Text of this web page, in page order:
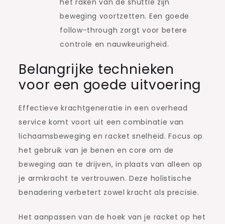
beweging voortzetten. Een goede
follow-through zorgt voor betere
controle en nauwkeurigheid.
Belangrijke technieken
voor een goede uitvoering
Effectieve krachtgeneratie in een overhead
service komt voort uit een combinatie van
lichaamsbeweging en racket snelheid. Focus op
het gebruik van je benen en core om de
beweging aan te drijven, in plaats van alleen op
je armkracht te vertrouwen. Deze holistische
benadering verbetert zowel kracht als precisie.
Het aanpassen van de hoek van je racket op het